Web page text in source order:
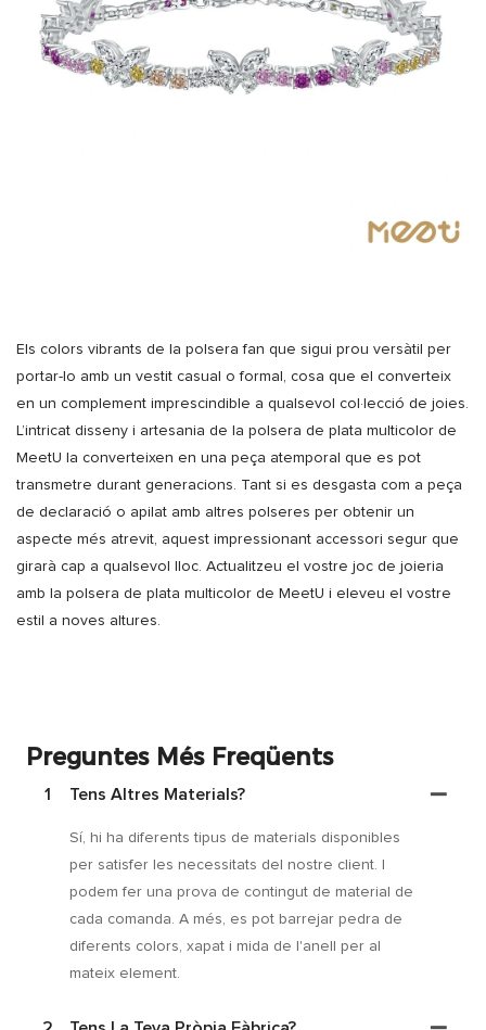
Els colors vibrants de la polsera fan que sigui prou versàtil per
portar-lo amb un vestit casual o formal, cosa que el converteix
en un complement imprescindible a qualsevol col·lecció de joies.
L’intricat disseny i artesania de la polsera de plata multicolor de
MeetU la converteixen en una peça atemporal que es pot
transmetre durant generacions. Tant si es desgasta com a peça
de declaració o apilat amb altres polseres per obtenir un
aspecte més atrevit, aquest impressionant accessori segur que
girarà cap a qualsevol lloc. Actualitzeu el vostre joc de joieria
amb la polsera de plata multicolor de MeetU i eleveu el vostre
estil a noves altures.
Preguntes Més Freqüents
1 Tens Altres Materials?
Sí, hi ha diferents tipus de materials disponibles
per satisfer les necessitats del nostre client. I
podem fer una prova de contingut de material de
cada comanda. A més, es pot barrejar pedra de
diferents colors, xapat i mida de l'anell per al
mateix element.